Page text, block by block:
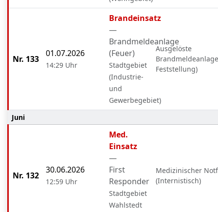
Nr. 133
01.07.2026
14:29 Uhr
Brandeinsatz
—
Brandmeldeanlage
(Feuer)
Stadtgebiet
(Industrie-
und
Gewerbegebiet)
Ausgelöste
Feststellung)
Juni
Nr. 132
30.06.2026
12:59 Uhr
Med.
Einsatz
—
First
Responder
Stadtgebiet
Wahlstedt
Medizinischer
(Internistisch)